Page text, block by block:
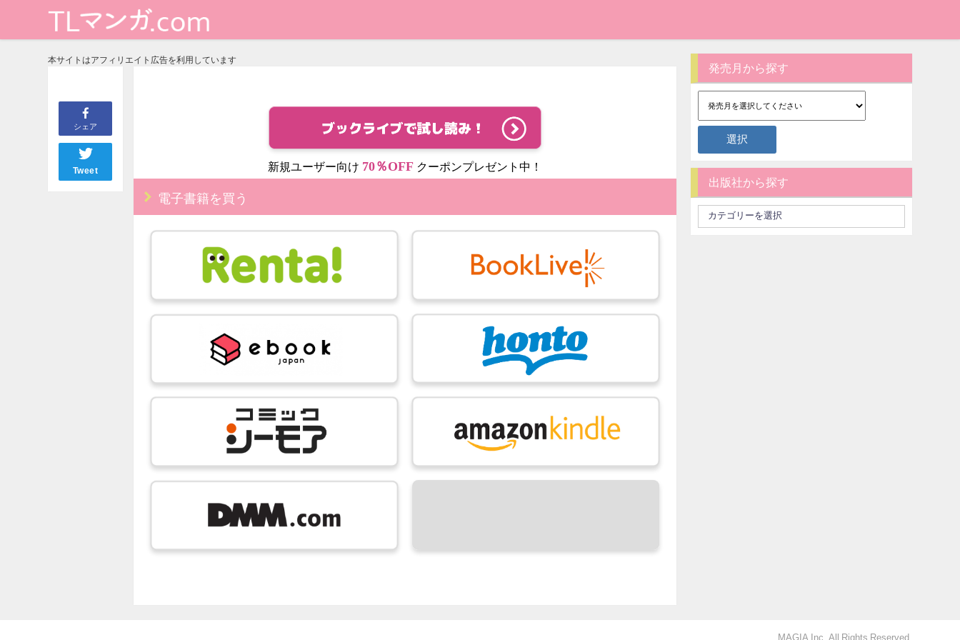
本サイトはアフィリエイト広告を利用しています
シェア
Tweet 新規ユーザー向け 70％OFF クーポンプレゼント中！
電子書籍を買う
発売月から探す
出版社から探す
MAGIA Inc. All Rights Reserved.